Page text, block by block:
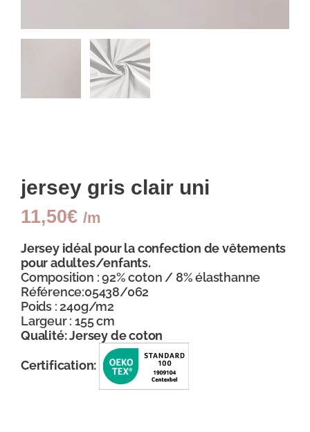
jersey gris clair uni
11,50€ /m
Jersey idéal pour la confection de vêtements
pour adultes/enfants.
Composition : 92% coton / 8% élasthanne
Référence:05438/062
Poids : 240g/m2
Largeur : 155 cm
Qualité: Jersey de coton
Certification: